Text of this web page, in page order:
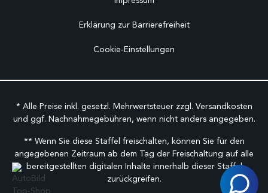
Erklärung zur Barrierefreiheit
Cookie-Einstellungen
* Alle Preise inkl. gesetzl. Mehrwertsteuer zzgl. Versandkosten
und ggf. Nachnahmegebühren, wenn nicht anders angegeben.
** Wenn Sie diese Staffel freischalten, können Sie für den
angegebenen Zeitraum ab dem Tag der Freischaltung auf alle
bereitgestellten digitalen Inhalte innerhalb dieser Staffel
zurückgreifen.